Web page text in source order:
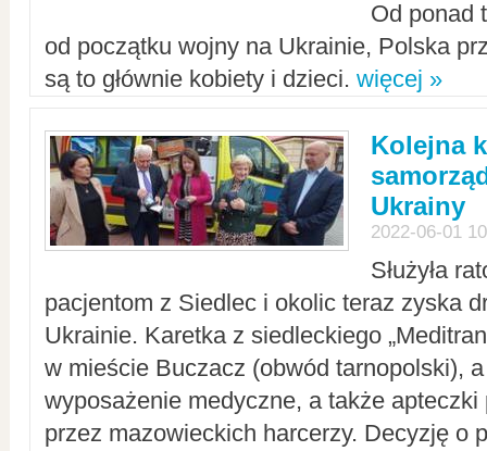
Od ponad
od początku wojny na Ukrainie, Polska
są to głównie kobiety i dzieci. więcej »
Kolejna
Ukrainy
2022-06-01
Służyła
pacjentom z Siedlec i okolic teraz zyska
Ukrainie. Karetka z siedleckiego
w mieście Buczacz (obwód tarnopolski),
wyposażenie medyczne, a także apteczki
przez mazowieckich harcerzy. Decyzję o